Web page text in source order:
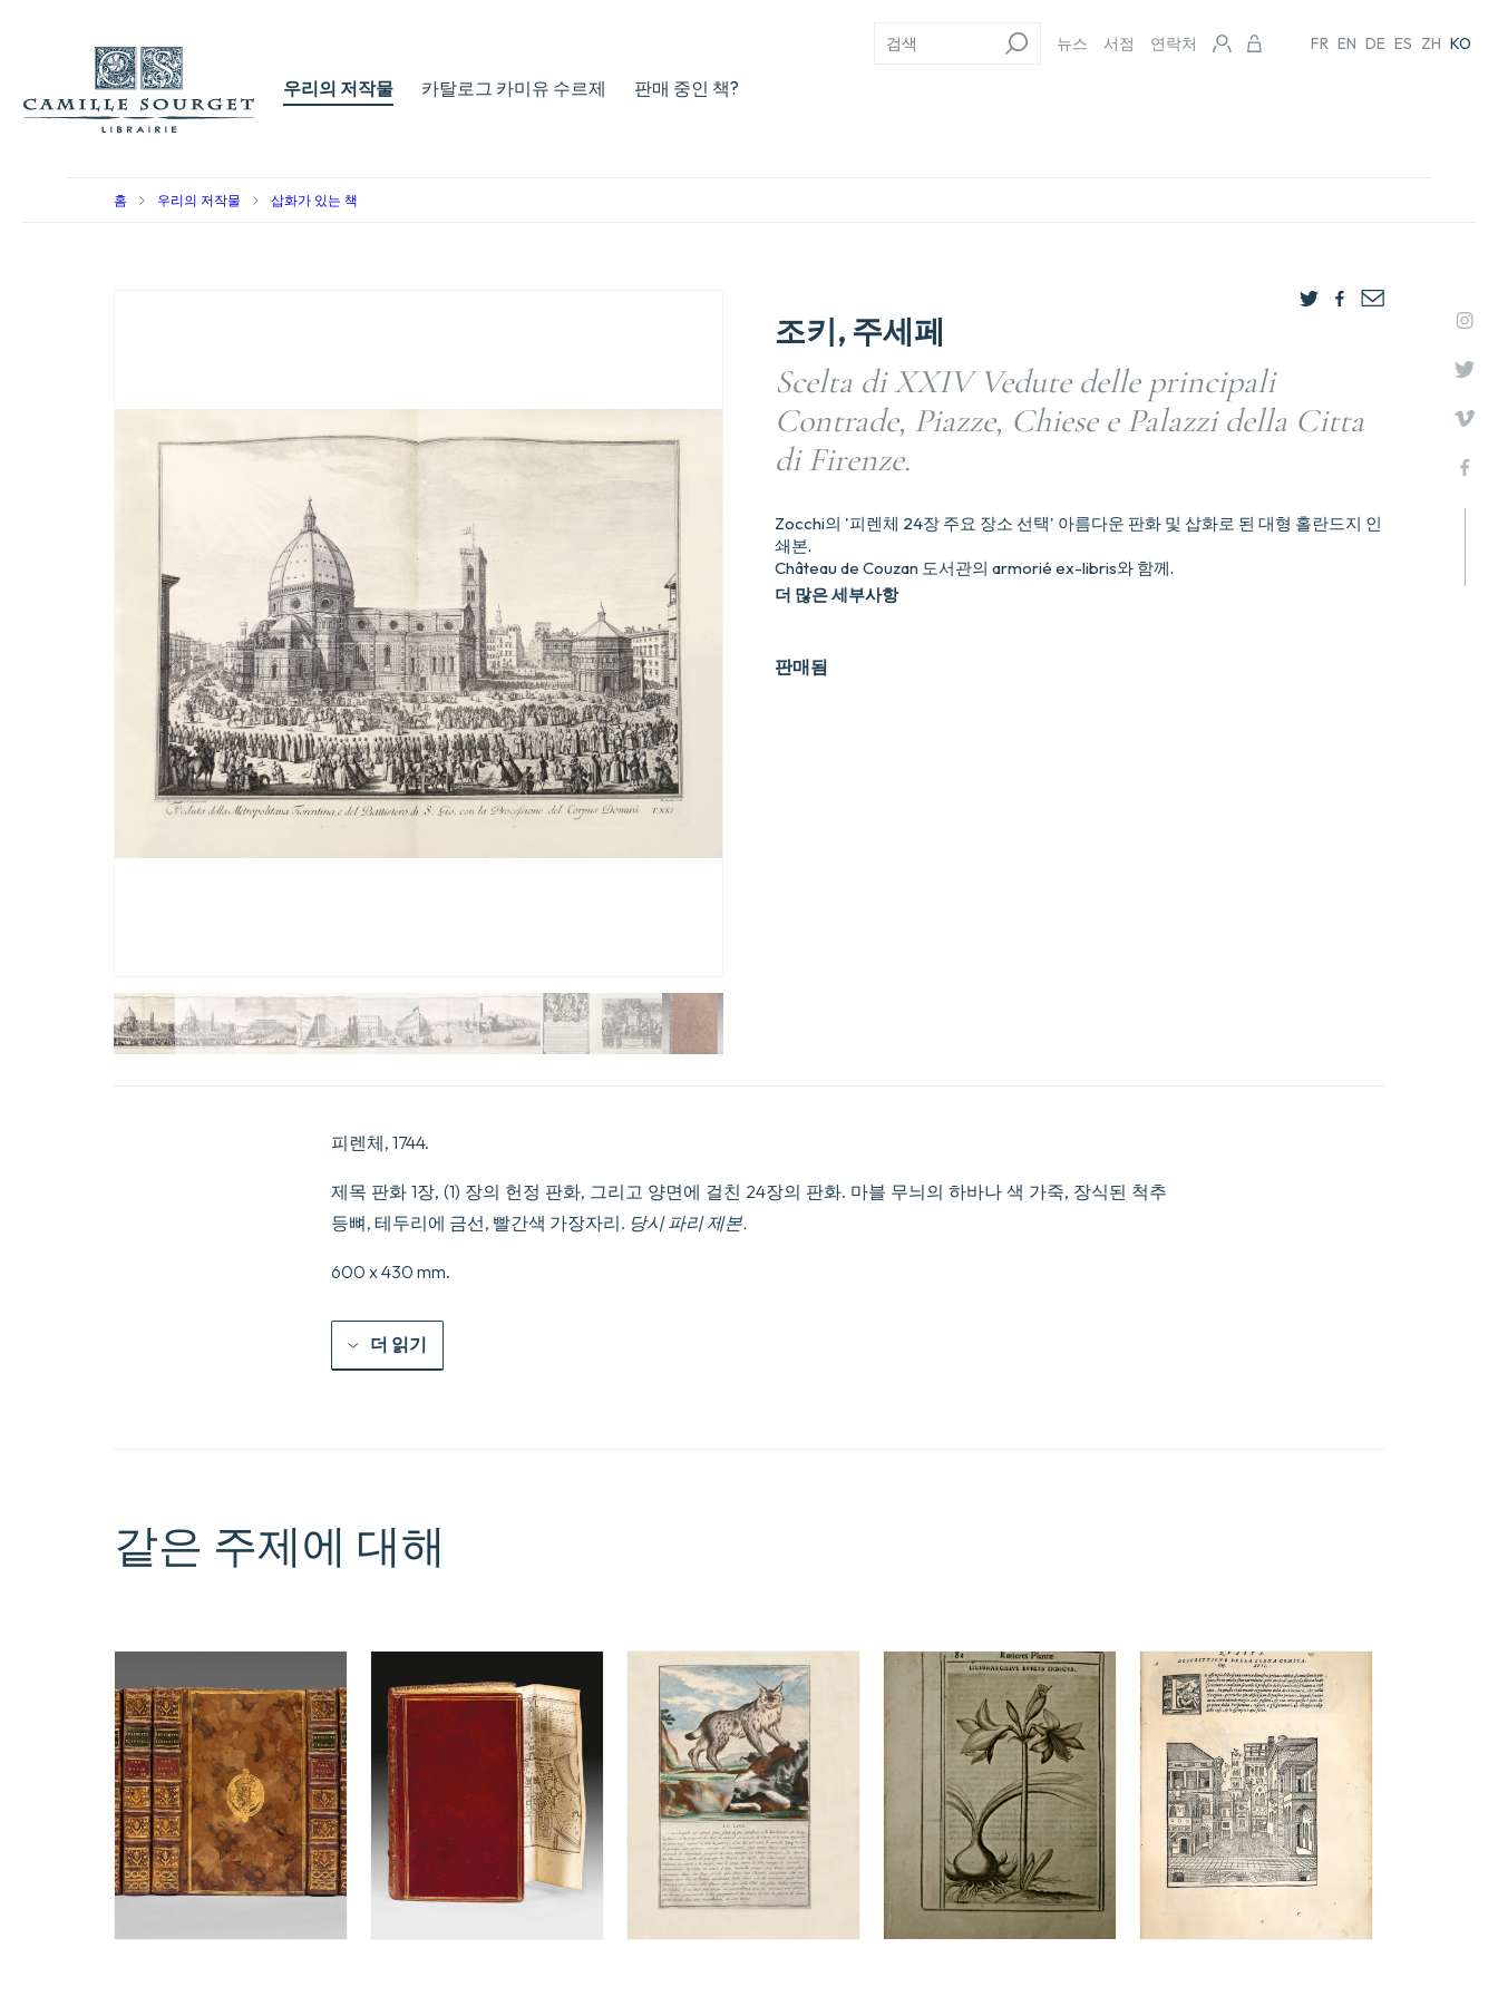
우리의 저작물 카탈로그 카미유 수르제 판매 중인 책?
뉴스 서점 연락처 FR EN DE ES ZH KO
홈 우리의 저작물 삽화가 있는 책
조키, 주세페
Scelta di XXIV Vedute delle principali
Contrade, Piazze, Chiese e Palazzi della Citta
di Firenze.
판매됨
Zocchi의 '피렌체 24장 주요 장소 선택' 아름다운 판화 및 삽화로 된 대형 홀란드지 인
쇄본.
Château de Couzan 도서관의 armorié ex-libris와 함께.
더 많은 세부사항
피렌체, 1744.
제목 판화 1장, (1) 장의 헌정 판화, 그리고 양면에 걸친 24장의 판화. 마블 무늬의 하바나 색 가죽, 장식된 척추
등뼈, 테두리에 금선, 빨간색 가장자리. 당시 파리 제본.
600 x 430 mm.
더 읽기
같은 주제에 대해